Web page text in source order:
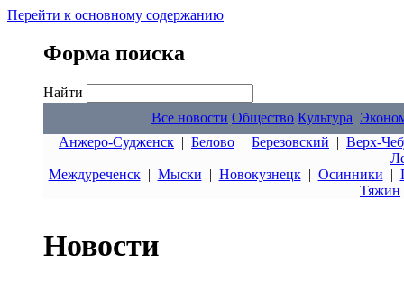
Перейти к основному содержанию
Форма поиска
Найти
Все новости Общество Культура
Анжеро-Судженск | Белово | Березовский | Верх-
Междуреченск| Мыски | Новокузнецк| Осинники |
Тяжин
Новости